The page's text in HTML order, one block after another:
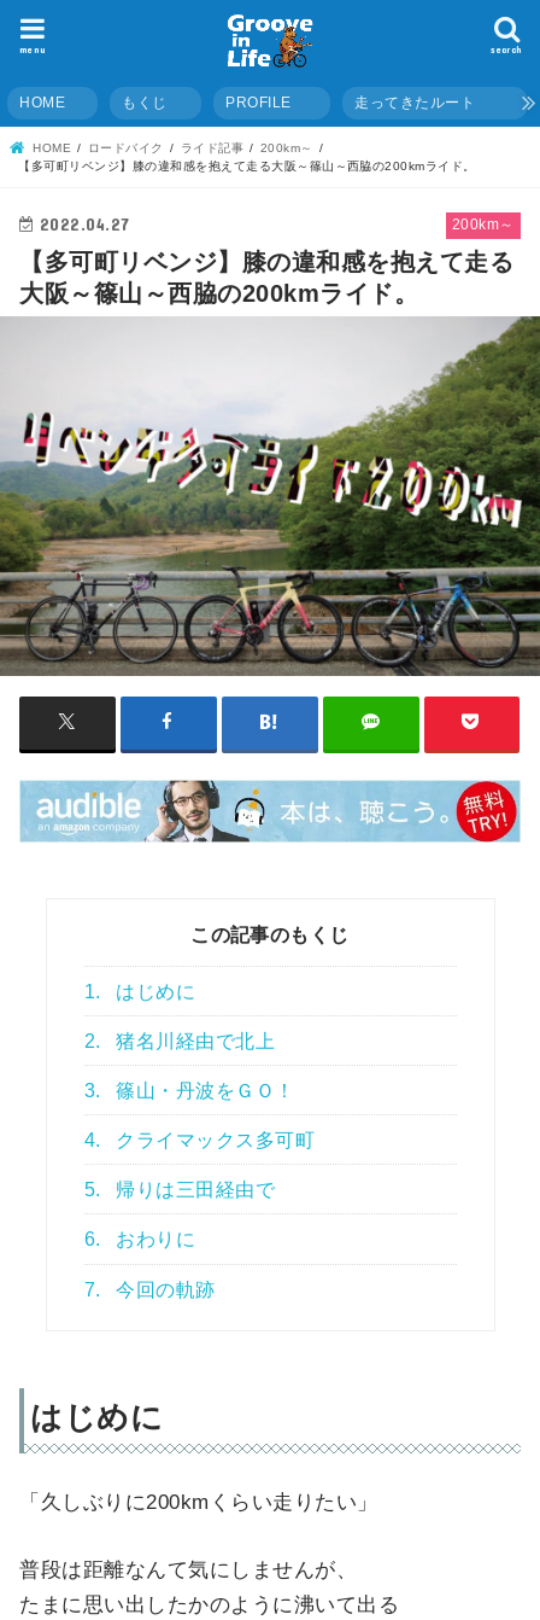
search
menu
HOME もくじ PROFILE 走ってきたルート
HOME ロードバイク ライド記事
200km～
【多可町リベンジ】膝の違和感を抱えて走る大阪～篠山～西脇の200kmライド。
200km～
2022.04.27
【多可町リベンジ】膝の違和感を抱えて走る
大阪～篠山～西脇の200kmライド。
この記事のもくじ
1. はじめに
2. 猪名川経由で北上
3. 篠山・丹波をＧＯ！
4. クライマックス多可町
5. 帰りは三田経由で
6. おわりに
7. 今回の軌跡
はじめに
「久しぶりに200kmくらい走りたい」
普段は距離なんて気にしませんが、
たまに思い出したかのように沸いて出る